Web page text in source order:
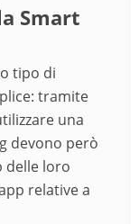
Smart
tipo di
tramite
una
devono però
delle loro
relative a